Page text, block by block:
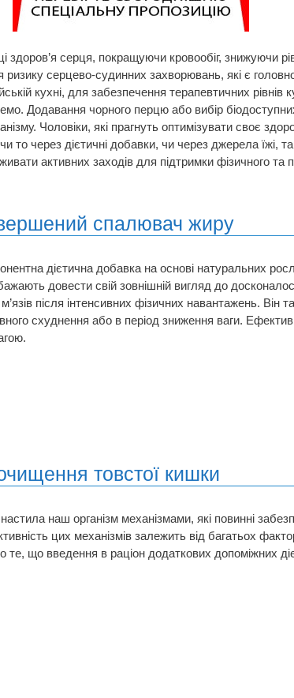
здоров’я серця, покращуючи кровообіг, знижуючи
серцево-судинних захворювань, які є
кухні, для забезпечення терапевтичних рівнів
Додавання чорного перцю або вибір
Чоловіки, які прагнуть оптимізувати своє
через дієтичні добавки, чи через джерела їжі,
активних заходів для підтримки фізичного та
спалювач жиру
дієтична добавка на основі натуральних
довести свій зовнішній вигляд до
м’язів після інтенсивних фізичних навантажень. Він
схуднення або в період зниження ваги.
товстої кишки
наш організм механізмами, які повинні
цих механізмів залежить від багатьох
те, що введення в раціон додаткових допоміжних